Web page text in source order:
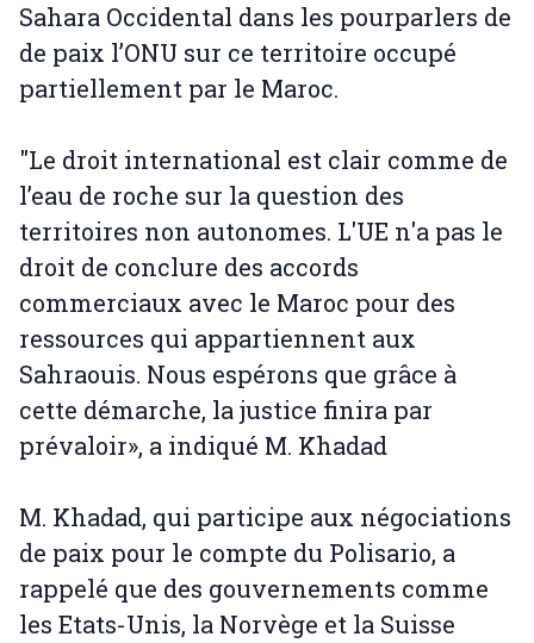
Sahara Occidental dans les pourparlers de
de paix l’ONU sur ce territoire occupé
partiellement par le Maroc.
"Le droit international est clair comme de
l’eau de roche sur la question des
territoires non autonomes. L'UE n'a pas le
droit de conclure des accords
commerciaux avec le Maroc pour des
ressources qui appartiennent aux
Sahraouis. Nous espérons que grâce à
cette démarche, la justice finira par
prévaloir», a indiqué M. Khadad
M. Khadad, qui participe aux négociations
de paix pour le compte du Polisario, a
rappelé que des gouvernements comme
les Etats-Unis, la Norvège et la Suisse